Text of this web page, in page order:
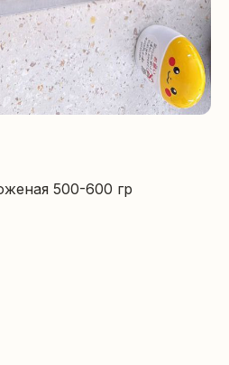
500-600 гр